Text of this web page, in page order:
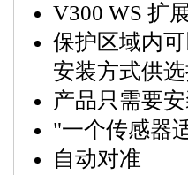
V300 WS 扩
保护区域内
安装方式供
产品只需要
"一个传感器
自动对准